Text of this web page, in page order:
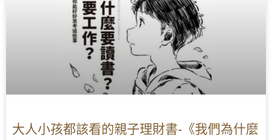
大人小孩都該看的親子理財書-《我們為什麼